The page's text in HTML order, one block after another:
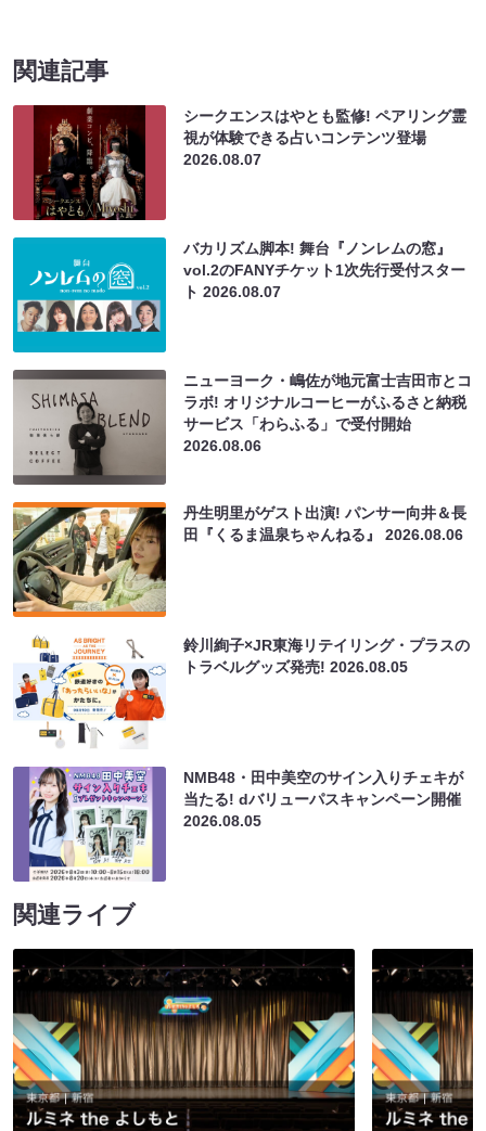
関連記事
シークエンスはやとも監修! ペアリング霊
視が体験できる占いコンテンツ登場
2026.08.07
バカリズム脚本! 舞台『ノンレムの窓』
vol.2のFANYチケット1次先行受付スター
ト2026.08.07
ニューヨーク・嶋佐が地元富士吉田市とコ
ラボ! オリジナルコーヒーがふるさと納税
サービス「わらふる」で受付開始
2026.08.06
丹生明里がゲスト出演! パンサー向井＆長
田『くるま温泉ちゃんねる』2026.08.06
鈴川絢子×JR東海リテイリング・プラスの
トラベルグッズ発売!2026.08.05
NMB48・田中美空のサイン入りチェキが
当たる! dバリューパスキャンペーン開催
2026.08.05
関連ライブ